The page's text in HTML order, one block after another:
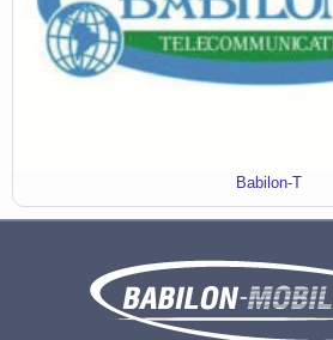
Babilon-T